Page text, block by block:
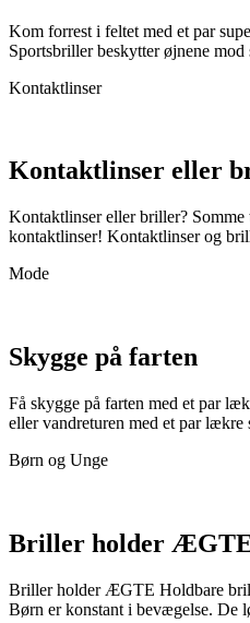
Kom forrest i feltet med et par
Sportsbriller beskytter øjnene mod
Kontaktlinser
Kontaktlinser eller
Kontaktlinser eller briller? Somme
kontaktlinser! Kontaktlinser og
Mode
Skygge på farten
Få skygge på farten med et par
eller vandreturen med et par
Børn og Unge
Briller holder
Briller holder ÆGTE Holdbare
Børn er konstant i bevægelse. De